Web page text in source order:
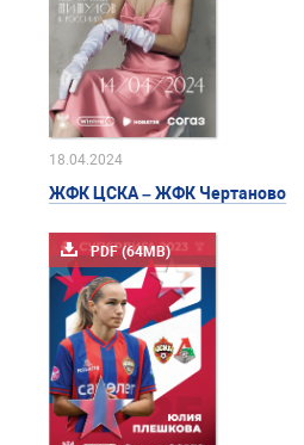
18.04.2024
ЖФК ЦСКА – ЖФК Чертаново
PDF (64MB)